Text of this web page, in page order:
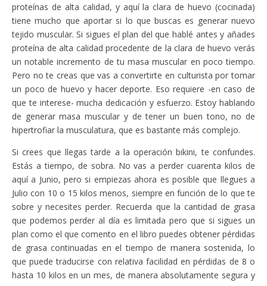
proteínas de alta calidad, y aquí la clara de huevo (cocinada)
tiene mucho que aportar si lo que buscas es generar nuevo
tejido muscular. Si sigues el plan del que hablé antes y añades
proteína de alta calidad procedente de la clara de huevo verás
un notable incremento de tu masa muscular en poco tiempo.
Pero no te creas que vas a convertirte en culturista por tomar
un poco de huevo y hacer deporte. Eso requiere -en caso de
que te interese- mucha dedicación y esfuerzo. Estoy hablando
de generar masa muscular y de tener un buen tono, no de
hipertrofiar la musculatura, que es bastante más complejo.
Si crees que llegas tarde a la operación bikini, te confundes.
Estás a tiempo, de sobra. No vas a perder cuarenta kilos de
aquí a Junio, pero si empiezas ahora es posible que llegues a
Julio con 10 o 15 kilos menos, siempre en función de lo que te
sobre y necesites perder. Recuerda que la cantidad de grasa
que podemos perder al día es limitada pero que si sigues un
plan como el que comento en el libro puedes obtener pérdidas
de grasa continuadas en el tiempo de manera sostenida, lo
que puede traducirse con relativa facilidad en pérdidas de 8 o
hasta 10 kilos en un mes, de manera absolutamente segura y